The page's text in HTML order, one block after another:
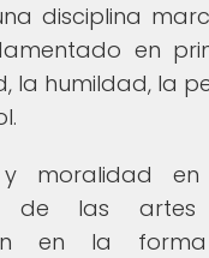
disciplina
en
la humildad, la
moralidad
de las artes
en la